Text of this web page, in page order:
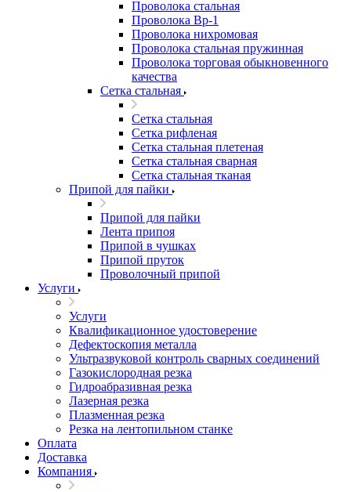
Проволока стальная
Проволока Вр-1
Проволока нихромовая
Проволока стальная пружинная
Проволока торговая обыкновенного
качества
Сетка стальная
Сетка стальная
Сетка рифленая
Сетка стальная плетеная
Сетка стальная сварная
Сетка стальная тканая
Припой для пайки
Припой для пайки
Лента припоя
Припой в чушках
Припой пруток
Проволочный припой
Услуги
Услуги
Квалификационное удостоверение
Дефектоскопия металла
Ультразвуковой контроль сварных соединений
Газокислородная резка
Гидроабразивная резка
Лазерная резка
Плазменная резка
Резка на лентопильном станке
Оплата
Доставка
Компания